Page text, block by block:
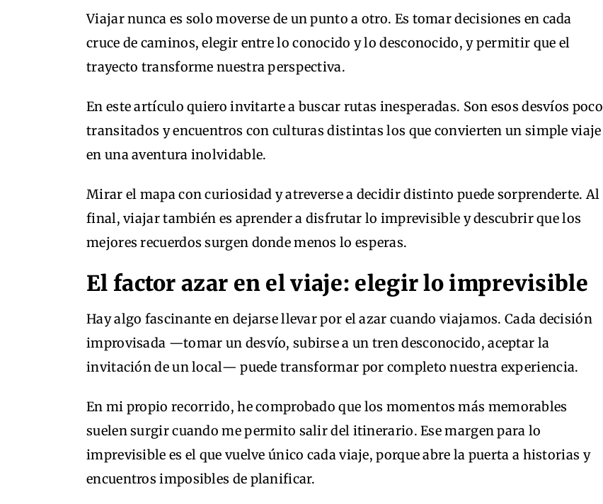
Viajar nunca es solo moverse de un punto a otro. Es tomar decisiones en cada
cruce de caminos, elegir entre lo conocido y lo desconocido, y permitir que el
trayecto transforme nuestra perspectiva.
En este artículo quiero invitarte a buscar rutas inesperadas. Son esos desvíos poco
transitados y encuentros con culturas distintas los que convierten un simple viaje
en una aventura inolvidable.
Mirar el mapa con curiosidad y atreverse a decidir distinto puede sorprenderte. Al
final, viajar también es aprender a disfrutar lo imprevisible y descubrir que los
mejores recuerdos surgen donde menos lo esperas.
El factor azar en el viaje: elegir lo imprevisible
Hay algo fascinante en dejarse llevar por el azar cuando viajamos. Cada decisión
improvisada —tomar un desvío, subirse a un tren desconocido, aceptar la
invitación de un local— puede transformar por completo nuestra experiencia.
En mi propio recorrido, he comprobado que los momentos más memorables
suelen surgir cuando me permito salir del itinerario. Ese margen para lo
imprevisible es el que vuelve único cada viaje, porque abre la puerta a historias y
encuentros imposibles de planificar.